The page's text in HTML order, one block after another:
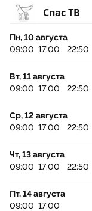
Спас ТВ
Пн, 10 августа
09:00 17:00 22:50
Вт, 11 августа
09:00 17:00 22:50
Ср, 12 августа
09:00 17:00 22:50
Чт, 13 августа
09:00 17:00 22:50
Пт, 14 августа
09:00 17:00